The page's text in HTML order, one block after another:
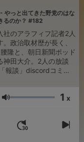
やっと出てきた野党のはな
るのか？ #182
のアラフィフ記者2人
政治取材歴が長く、
隆と、朝日新聞ポッド
神田大介。2人の放談
Volumen 1 x